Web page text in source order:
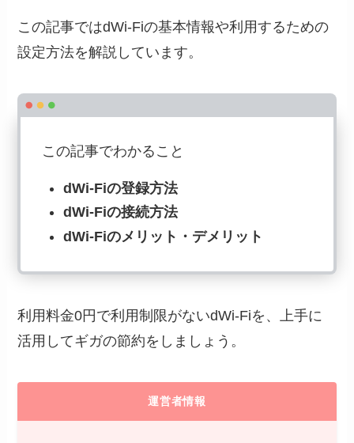
この記事ではdWi-Fiの基本情報や利用するための
設定方法を解説しています。
この記事でわかること
dWi-Fiの登録方法
dWi-Fiの接続方法
dWi-Fiのメリット・デメリット
利用料金0円で利用制限がないdWi-Fiを、上手に
活用してギガの節約をしましょう。
運営者情報